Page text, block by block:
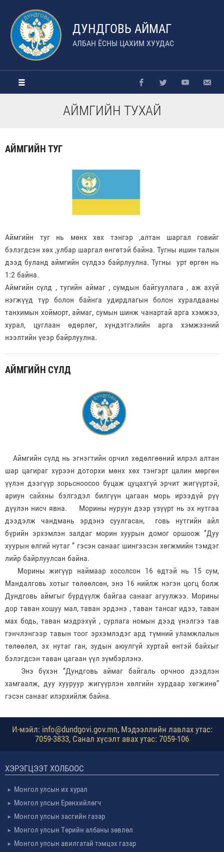
ДУНДГОВЬ АЙМАГ
АЛБАН ЁСНЫ ЦАХИМ ХУУДАС
АЙМГИЙН ТУХАЙ
АЙМГИЙН ТУГ
Аймгийн туг нь мөнх хөх тэнгэр ,алтан шаргал говийг
бэлэгдсэн хөх ,улбар шаргал өнгөтэй байна. Тугны ишин талын
дээд буланд аймгийн сүлдээ байрлуулна. Тугны урт өргөн нь
1:2 байна.
Аймгийн сүлд , тугийн аймаг , сумдын байгууллага , аж ахүй
нэгжүүд түр болон байнга удирдлагын болон хуралдааны
танхимын хойморт, аймаг, сумын шинж чанартай арга хэмжээ,
хурал, цуглаан өдөрлөг, хүндэтгэлийн арга хэмжээний
нээлтийн үеэр байрлуулна.
АЙМГИЙН СҮЛД
Аймгийн сүлд нь эгнэгтийн орчил хөдөлгөөний илрэл алтан
шар цагираг хүрээн доторхи мөнх хөх тэнгэрт цалин мөргөн
үүлэн дээгүүр зорьсноосоо буцаж цуцахгүй эрчит жигүүртэй,
ариун сайхны бэлгэдэл билгүүн цагаан морь ирээдүй рүү
дүүлэн нисч явна. Морины нуруун дээр үзүүрт нь эх нутгаа
дээдэлж чандмань эрдэнэ суулгасан, говь нутгийн айл
бүрийн эрхэмлэн залдаг морин хуурын домог оршоож ‘’Дуу
хуурын өлгий нутаг ’’ гэсэн санааг шингээсэн хөгжмийн тэмдэг
лийр байрлуулсан байна.
Морины жигүүр наймаар хосолсон 16 өдтэй нь 15 сум,
Мандалговь хотыг төлөөлсөн, энэ 16 нийлж нэгэн цогц болж
Дундговь аймгыг бүрдүүлж байгаа санааг агуулжээ. Морины
дор таван хошуу мал, таван эрдэнэ , таван тансаг идээ, таван
мах бодь, таван мэдрэхүй , сурлага номын дээд үнэлгээ тав
гэнчлэнгээр тавын тоог эрхэмлэдэг ард түмний уламжлалын
төлөөлөл, эх нутаг ган, зудын аюулгүй хуртай өнтэй байхыг
бэлэгдсэн таван цагаан үүл зүмбэрлэнэ.
Энэ бүхэн ‘’Дундговь аймаг байгаль орчноо дээдлэн
хамгаалж, дуу хууруур жигүүрлэн хөлгийн хурдаар хөгжинө’’
гэсэн санааг илэрхийлж байна.
И-мэйл: info@dundgovi.gov.mn, Мэдээллийн лавлах утас:
7059-3833, Санал хүсэлт авах утас: 7059-106
ХЭРЭГЦЭЭТ ХОЛБООС
Монгол улсын их хурал
Монгол улсын Ерөнхийлөгч
Монгол улсын засгийн газар
Монгол улсын Төрийн албаны зөвлөл
Монгол улсын авилгатай тэмцэх газар